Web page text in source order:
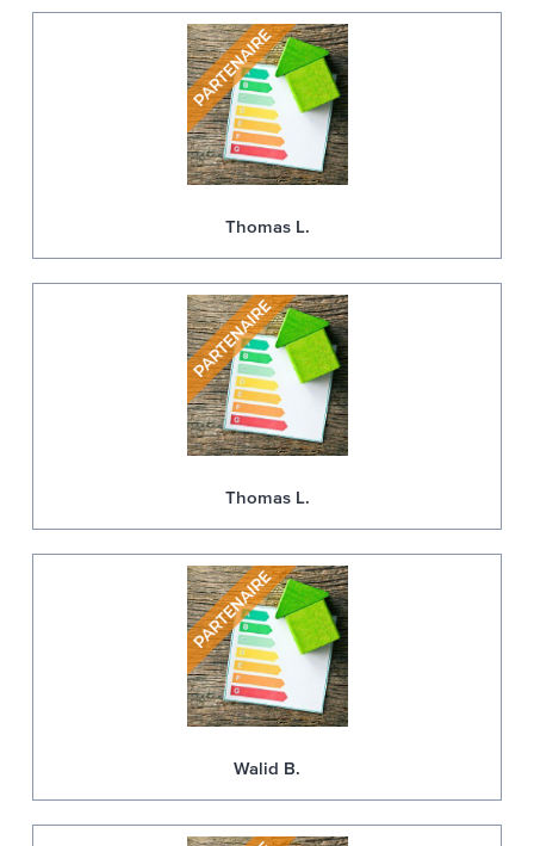
Thomas L.
Thomas L.
Walid B.